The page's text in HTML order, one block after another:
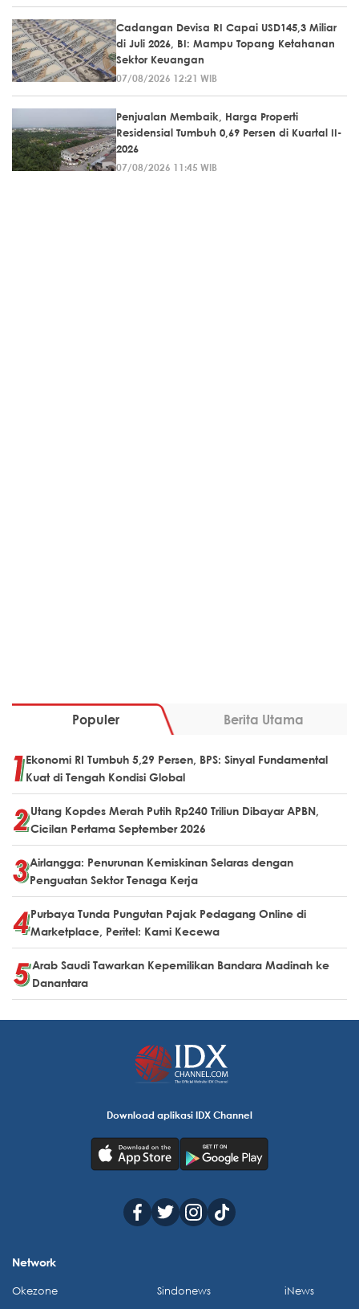
Cadangan Devisa RI Capai USD145,3 Miliar
di Juli 2026, BI: Mampu Topang Ketahanan
Sektor Keuangan
07/08/2026 12:21 WIB
Penjualan Membaik, Harga Properti
Residensial Tumbuh 0,69 Persen di Kuartal II-
2026
07/08/2026 11:45 WIB
Populer Berita Utama
Ekonomi RI Tumbuh 5,29 Persen, BPS: Sinyal Fundamental
Kuat di Tengah Kondisi Global
Utang Kopdes Merah Putih Rp240 Triliun Dibayar APBN,
Cicilan Pertama September 2026
Airlangga: Penurunan Kemiskinan Selaras dengan
Penguatan Sektor Tenaga Kerja
Purbaya Tunda Pungutan Pajak Pedagang Online di
Marketplace, Peritel: Kami Kecewa
Arab Saudi Tawarkan Kepemilikan Bandara Madinah ke
Danantara
Download aplikasi IDX Channel
Network
Okezone
Sindonews
iNews